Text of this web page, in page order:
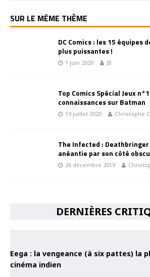
SUR LE MÊME THÈME
DC Comics : les 15 équipes
plus puissantes !
1 juin 2020 JB
Top Comics Spécial Jeux
connaissances sur Batman
19 juillet 2020 Christophe
The Infected : Deathbringer
anéantie par son côté
26 décembre 2019
DERNIÈRES
Eega : la vengeance (à six pattes) la
cinéma indien